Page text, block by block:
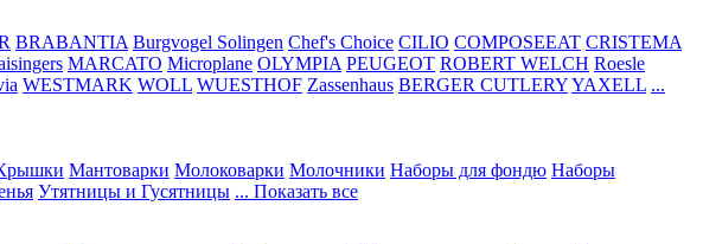
BRABANTIA Burgvogel Solingen Chef's Choice CILIO COMPOSEEAT CRISTEMA
MARCATO Microplane OLYMPIA PEUGEOT ROBERT WELCH Roesle
WESTMARK WOLL WUESTHOF Zassenhaus BERGER CUTLERYYAXELL ...
Мантоварки Молоковарки Молочники Наборы для фондю Наборы
Утятницы и Гусятницы ... Показать все